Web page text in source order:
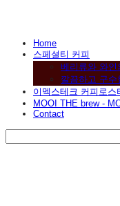
Home
스페셜티 커피
베리류와 와인
깔끔하고 구
이멕스테크 커피로스
MOOI THE brew -
Contact